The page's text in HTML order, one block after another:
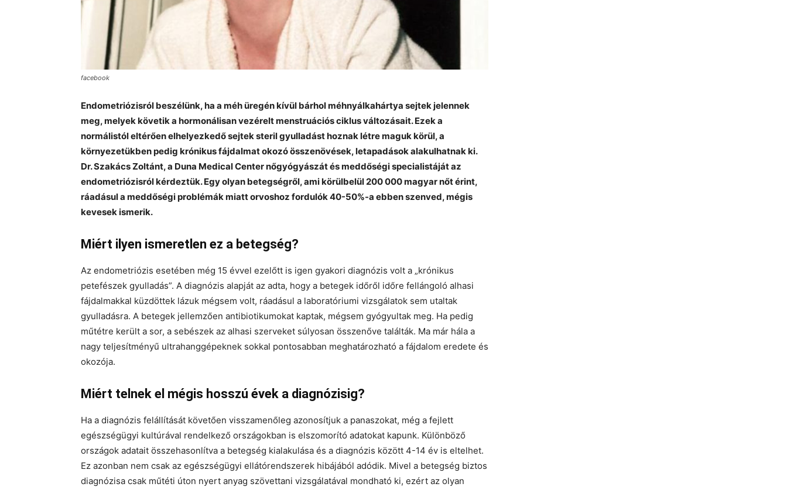
facebook
Endometriózisról beszélünk, ha a méh üregén kívül bárhol méhnyálkahártya sejtek jelennek
meg, melyek követik a hormonálisan vezérelt menstruációs ciklus változásait. Ezek a
normálistól eltérően elhelyezkedő sejtek steril gyulladást hoznak létre maguk körül, a
környezetükben pedig krónikus fájdalmat okozó összenövések, letapadások alakulhatnak ki.
Dr. Szakács Zoltánt, a Duna Medical Center nőgyógyászát és meddőségi specialistáját az
endometriózisról kérdeztük. Egy olyan betegségről, ami körülbelül 200 000 magyar nőt érint,
ráadásul a meddőségi problémák miatt orvoshoz fordulók 40-50%-a ebben szenved, mégis
kevesek ismerik.
Miért ilyen ismeretlen ez a betegség?
Az endometriózis esetében még 15 évvel ezelőtt is igen gyakori diagnózis volt a „krónikus
petefészek gyulladás”. A diagnózis alapját az adta, hogy a betegek időről időre fellángoló alhasi
fájdalmakkal küzdöttek lázuk mégsem volt, ráadásul a laboratóriumi vizsgálatok sem utaltak
gyulladásra. A betegek jellemzően antibiotikumokat kaptak, mégsem gyógyultak meg. Ha pedig
műtétre került a sor, a sebészek az alhasi szerveket súlyosan összenőve találták. Ma már hála a
nagy teljesítményű ultrahanggépeknek sokkal pontosabban meghatározható a fájdalom eredete és
okozója.
Miért telnek el mégis hosszú évek a diagnózisig?
Ha a diagnózis felállítását követően visszamenőleg azonosítjuk a panaszokat, még a fejlett
egészségügyi kultúrával rendelkező országokban is elszomorító adatokat kapunk. Különböző
országok adatait összehasonlítva a betegség kialakulása és a diagnózis között 4-14 év is eltelhet.
Ez azonban nem csak az egészségügyi ellátórendszerek hibájából adódik. Mivel a betegség biztos
diagnózisa csak műtéti úton nyert anyag szövettani vizsgálatával mondható ki, ezért az olyan